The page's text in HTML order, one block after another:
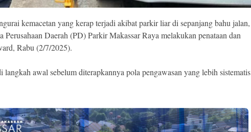
kemacetan yang kerap terjadi akibat parkir liar di sepanjang bahu jalan,
Perusahaan Daerah (PD) Parkir Makassar Raya melakukan penataan dan
Rabu (2/7/2025).
awal sebelum diterapkannya pola pengawasan yang lebih sistematis